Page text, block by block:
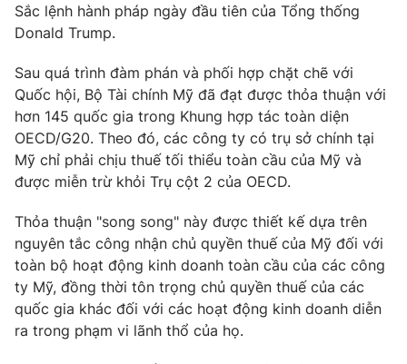
Phim VTV
Nhân vật
Khán giả
Giải sao mai
Giải trí
Điện ảnh
Âm nhạc
Sao
Đời sống
Du lịch
Làm đẹp
Chất lượng cuộc sống
Giáo dục
Tuyển sinh
Công nghệ
Hitech Công nghệ tương lai
Sản phẩm
Thị trường
Tư vấn
Giao lưu trực tuyến
Lịch phát sóng
Sắc lệnh hành pháp ngày đầu tiên của Tổng thống
Donald Trump.
Sau quá trình đàm phán và phối hợp chặt chẽ với
Quốc hội, Bộ Tài chính Mỹ đã đạt được thỏa thuận với
hơn 145 quốc gia trong Khung hợp tác toàn diện
OECD/G20. Theo đó, các công ty có trụ sở chính tại
Mỹ chỉ phải chịu thuế tối thiểu toàn cầu của Mỹ và
được miễn trừ khỏi Trụ cột 2 của OECD.
Thỏa thuận "song song" này được thiết kế dựa trên
nguyên tắc công nhận chủ quyền thuế của Mỹ đối với
toàn bộ hoạt động kinh doanh toàn cầu của các công
ty Mỹ, đồng thời tôn trọng chủ quyền thuế của các
quốc gia khác đối với các hoạt động kinh doanh diễn
ra trong phạm vi lãnh thổ của họ.